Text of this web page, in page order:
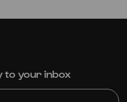
Köln:
2
to your inbox